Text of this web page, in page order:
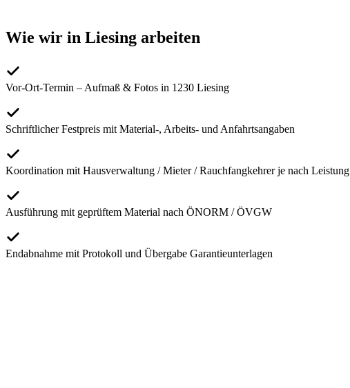
Wie wir in Liesing arbeiten
Vor-Ort-Termin – Aufmaß & Fotos in 1230 Liesing
Schriftlicher Festpreis mit Material-, Arbeits- und Anfahrtsangaben
Koordination mit Hausverwaltung / Mieter / Rauchfangkehrer je nach Leistung
Ausführung mit geprüftem Material nach ÖNORM / ÖVGW
Endabnahme mit Protokoll und Übergabe Garantieunterlagen